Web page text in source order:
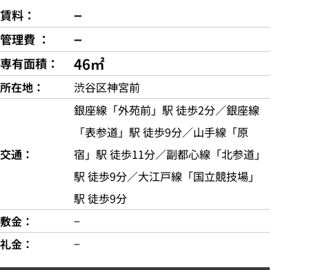
賃料 −
管理費 −
専有面積 46㎡
所在地 渋谷区神宮前
交通
銀座線「外苑前」駅 徒歩2分／銀座線
「表参道」駅 徒歩9分／山手線「原
宿」駅 徒歩11分／副都心線「北参道」
駅 徒歩9分／大江戸線「国立競技場」
駅 徒歩9分
敷金
−
礼金
−